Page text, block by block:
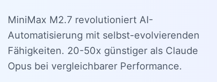
MiniMax M2.7 revolutioniert AI-
Automatisierung mit selbst-evolvierenden
Fähigkeiten. 20-50x günstiger als Claude
Opus bei vergleichbarer Performance.